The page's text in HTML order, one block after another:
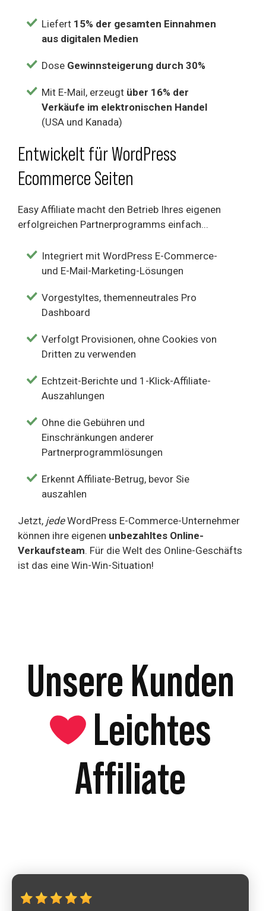
Liefert 15% der gesamten Einnahmen
aus digitalen Medien
Dose Gewinnsteigerung durch 30%
Mit E-Mail, erzeugt über 16% der
Verkäufe im elektronischen Handel
(USA und Kanada)
Entwickelt für WordPress
Ecommerce Seiten
Easy Affiliate macht den Betrieb Ihres eigenen
erfolgreichen Partnerprogramms einfach...
Integriert mit WordPress E-Commerce-
und E-Mail-Marketing-Lösungen
Vorgestyltes, themenneutrales Pro
Dashboard
Verfolgt Provisionen, ohne Cookies von
Dritten zu verwenden
Echtzeit-Berichte und 1-Klick-Affiliate-
Auszahlungen
Ohne die Gebühren und
Einschränkungen anderer
Partnerprogrammlösungen
Erkennt Affiliate-Betrug, bevor Sie
auszahlen
Jetzt, jedeWordPress E-Commerce-Unternehmer
können ihre eigenen unbezahltes Online-
Verkaufsteam. Für die Welt des Online-Geschäfts
ist das eine Win-Win-Situation!
Unsere Kunden
Leichtes
Affiliate